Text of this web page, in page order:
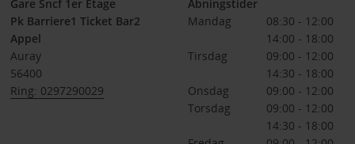
Gare Sncf 1er Etage
Pk Barriere1 Ticket Bar2
Appel
Auray
56400
Ring: 0297290029
Åbningstider
Mandag
08:30 - 12:00
14:00 - 18:00
Tirsdag
09:00 - 12:00
14:30 - 18:00
Onsdag
09:00 - 12:00
Torsdag
09:00 - 12:00
14:30 - 18:00